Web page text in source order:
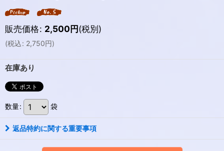
販売価格: 2,500円(税別)
(税込: 2,750円)
在庫あり
数量: 袋
返品特約に関する重要事項